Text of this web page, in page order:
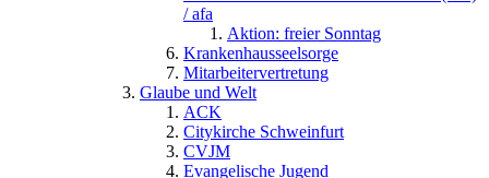
/ afa
Aktion: freier Sonntag
Krankenhausseelsorge
Mitarbeitervertretung
Glaube und Welt
ACK
Citykirche Schweinfurt
CVJM
Evangelische Jugend